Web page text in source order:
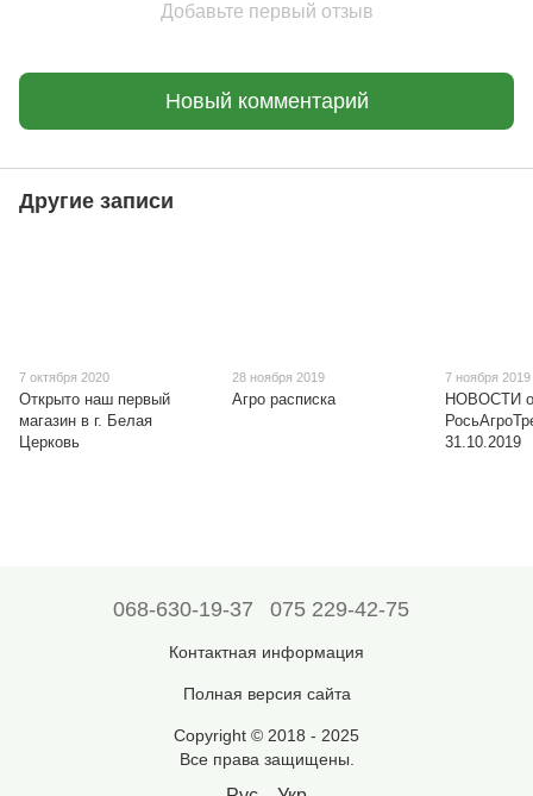
Добавьте первый отзыв
Новый комментарий
Другие записи
7 октября 2020
Открыто наш первый
магазин в г. Белая
Церковь
28 ноября 2019
Агро расписка
7 ноября 2019
НОВОСТИ
31.10.2019
068-630-19-37 075 229-42-75
Контактная информация
Полная версия сайта
Copyright © 2018 - 2025
Все права защищены.